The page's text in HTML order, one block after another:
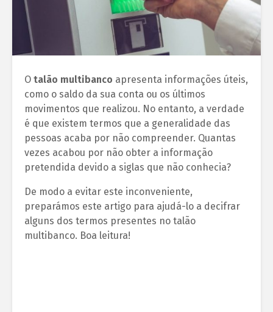
O talão multibanco apresenta informações úteis,
como o saldo da sua conta ou os últimos
movimentos que realizou. No entanto, a verdade
é que existem termos que a generalidade das
pessoas acaba por não compreender. Quantas
vezes acabou por não obter a informação
pretendida devido a siglas que não conhecia?
De modo a evitar este inconveniente,
preparámos este artigo para ajudá-lo a decifrar
alguns dos termos presentes no talão
multibanco. Boa leitura!